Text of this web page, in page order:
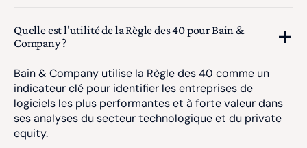
Quelle est l'utilité de la Règle des 40 pour Bain &
Company ?
Bain & Company utilise la Règle des 40 comme un
indicateur clé pour identifier les entreprises de
logiciels les plus performantes et à forte valeur dans
ses analyses du secteur technologique et du private
equity.